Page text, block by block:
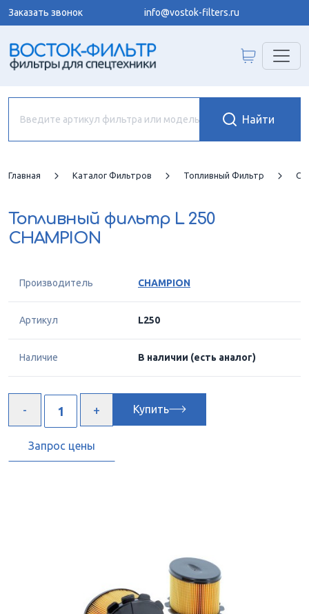
Заказать звонок info@vostok-filters.ru
Главная Каталог Фильтров Топливный Фильтр
Топливный фильтр L 250
CHAMPION
Производитель CHAMPION
Артикул L250
Наличие В наличии (есть аналог)
Купить
Запрос цены